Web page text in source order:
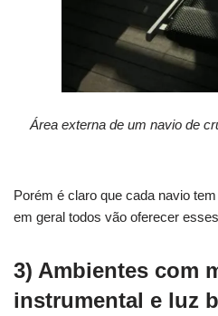
Área externa de um navio de
Porém é claro que cada navio
em geral todos vão oferecer
3) Ambientes com
instrumental e luz